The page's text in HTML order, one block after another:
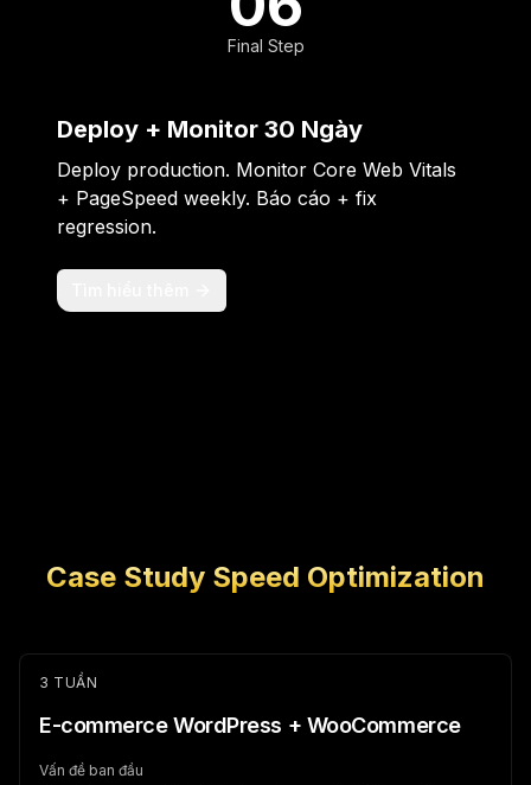
Final Step
Deploy + Monitor 30 Ngày
Deploy production. Monitor Core Web Vitals
+ PageSpeed weekly. Báo cáo + fix
regression.
Case Study Speed Optimization
3 TUẦN
E-commerce WordPress + WooCommerce
Vấn đề ban đầu